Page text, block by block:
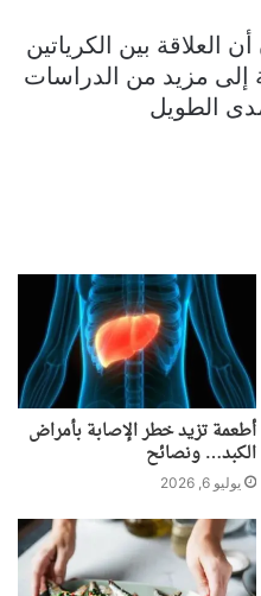
العلاقة بين الكرياتين
إلى مزيد من الدراسات
الطويل
أطعمة تزيد خطر الإصابة بأمراض
الكبد… ونصائح
يوليو 6, 2026